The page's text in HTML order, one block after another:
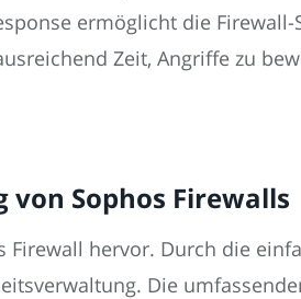
ermöglicht die Firewall-
Zeit, Angriffe zu
Sophos Firewalls
Firewall hervor. Durch die
Die